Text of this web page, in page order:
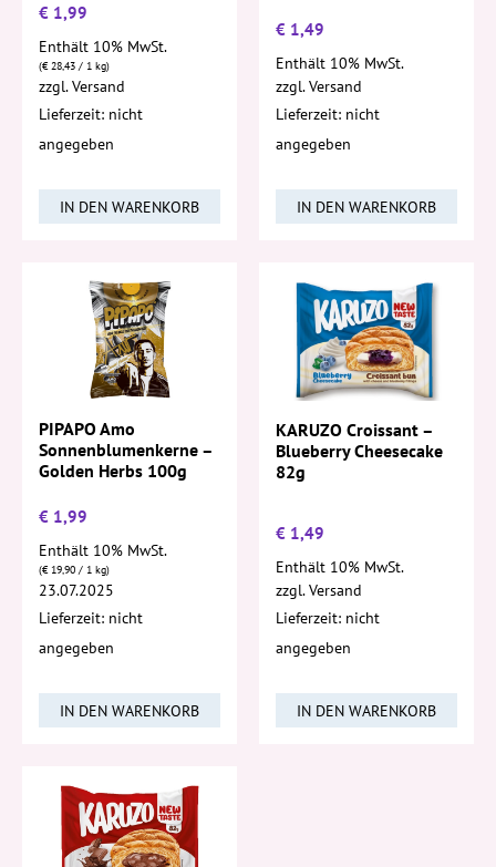
€ 1,99
Enthält 10% MwSt.
(€28,43 / 1 kg)
zzgl.Versand
Lieferzeit: nicht
angegeben
IN DEN WARENKORB
€ 1,49
Enthält 10% MwSt.
zzgl.Versand
Lieferzeit: nicht
angegeben
IN DEN WARENKORB
PIPAPO Amo
Sonnenblumenkerne –
Golden Herbs 100g
€ 1,99
Enthält 10% MwSt.
(€19,90 / 1 kg)
23.07.2025
Lieferzeit: nicht
angegeben
IN DEN WARENKORB
KARUZO Croissant –
Blueberry Cheesecake
82g
€ 1,49
Enthält 10% MwSt.
zzgl.Versand
Lieferzeit: nicht
angegeben
IN DEN WARENKORB